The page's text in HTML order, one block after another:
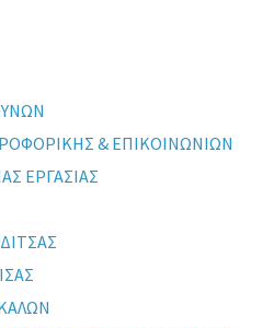
& ΕΠΙΚΟΙΝΩΝΙΩΝ
ΕΡΓΑΣΙΑΣ